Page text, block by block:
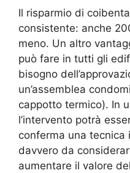
Il risparmio di
consistente: anche
meno. Un altro
può fare in tutti gli
bisogno
un’assemblea
cappotto termico). In
l’intervento potrà
conferma una tecnica
davvero da
aumentare il valore